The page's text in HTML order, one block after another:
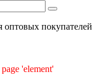
оптовых покупателей
'element'